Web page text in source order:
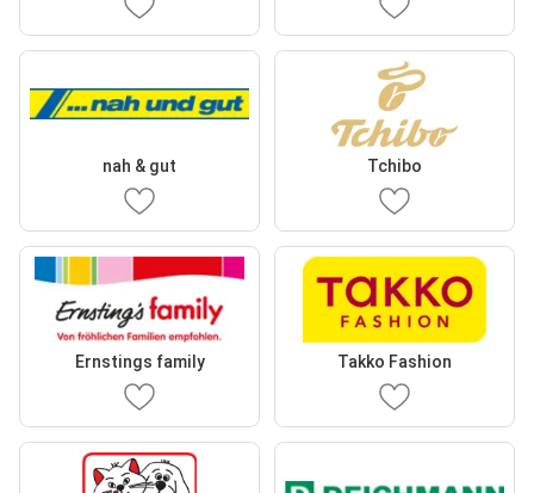
nah & gut Tchibo
Ernstings family Takko Fashion